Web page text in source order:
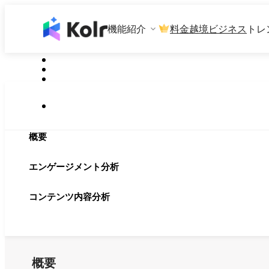
機能紹介 料金越境ビジネス ト
概要
エンゲージメント分析
コンテンツ内容分析
概要